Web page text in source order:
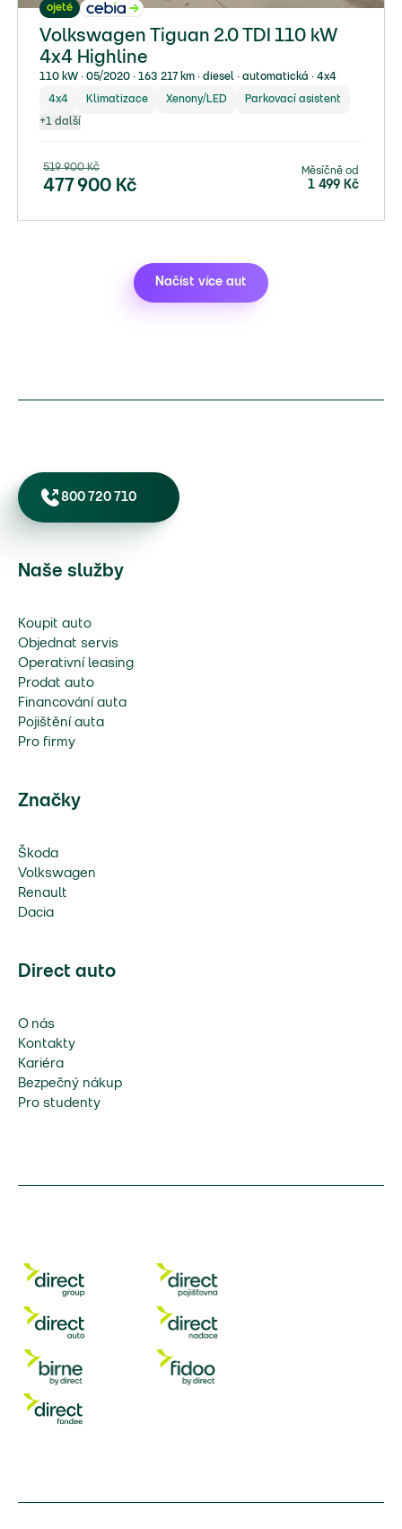
ojeté
Volkswagen Tiguan 2.0 TDI 110 kW
4x4 Highline
110 kW ∙ 05/2020 ∙ 163 217 km ∙ diesel ∙ automatická ∙ 4x4
4x4 Klimatizace Xenony/LED Parkovací asistent
+1 další
519 900Kč
477 900 Kč
Měsíčně od
1 499 Kč
Načíst více aut
800 720 710
Naše služby
Koupit auto
Objednat servis
Operativní leasing
Prodat auto
Financování auta
Pojištění auta
Pro firmy
Značky
Škoda
Volkswagen
Renault
Dacia
Direct auto
O nás
Kontakty
Kariéra
Bezpečný nákup
Pro studenty